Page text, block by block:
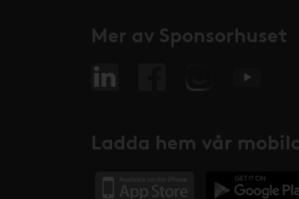
Mer av Sponsorhuset
Ladda hem vår